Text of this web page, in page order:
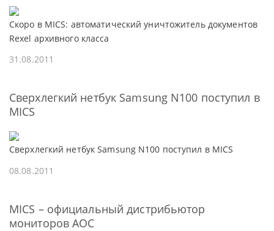
Скоро в MICS: автоматический уничтожитель документов
Rexel архивного класса
31.08.2011
Cверхлегкий нетбук Samsung N100 поступил в
MICS
Cверхлегкий нетбук Samsung N100 поступил в MICS
08.08.2011
MICS – официальный дистрибьютор
мониторов АОС